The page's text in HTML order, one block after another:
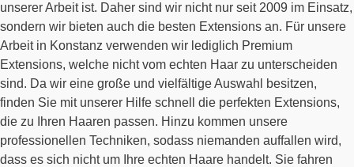
unserer Arbeit ist. Daher sind wir nicht nur seit 2009 im Einsatz,
sondern wir bieten auch die besten Extensions an. Für unsere
Arbeit in Konstanz verwenden wir lediglich Premium
Extensions, welche nicht vom echten Haar zu unterscheiden
sind. Da wir eine große und vielfältige Auswahl besitzen,
finden Sie mit unserer Hilfe schnell die perfekten Extensions,
die zu Ihren Haaren passen. Hinzu kommen unsere
professionellen Techniken, sodass niemanden auffallen wird,
dass es sich nicht um Ihre echten Haare handelt. Sie fahren